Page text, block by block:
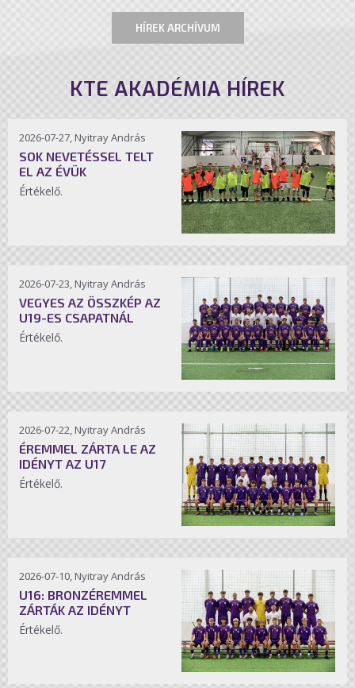
HÍREK ARCHÍVUM
KTE AKADÉMIA HÍREK
2026-07-27, Nyitray András
SOK NEVETÉSSEL TELT
EL AZ ÉVÜK
Értékelő.
2026-07-23, Nyitray András
VEGYES AZ ÖSSZKÉP AZ
U19-ES CSAPATNÁL
Értékelő.
2026-07-22, Nyitray András
ÉREMMEL ZÁRTA LE AZ
IDÉNYT AZ U17
Értékelő.
2026-07-10, Nyitray András
U16: BRONZÉREMMEL
ZÁRTÁK AZ IDÉNYT
Értékelő.